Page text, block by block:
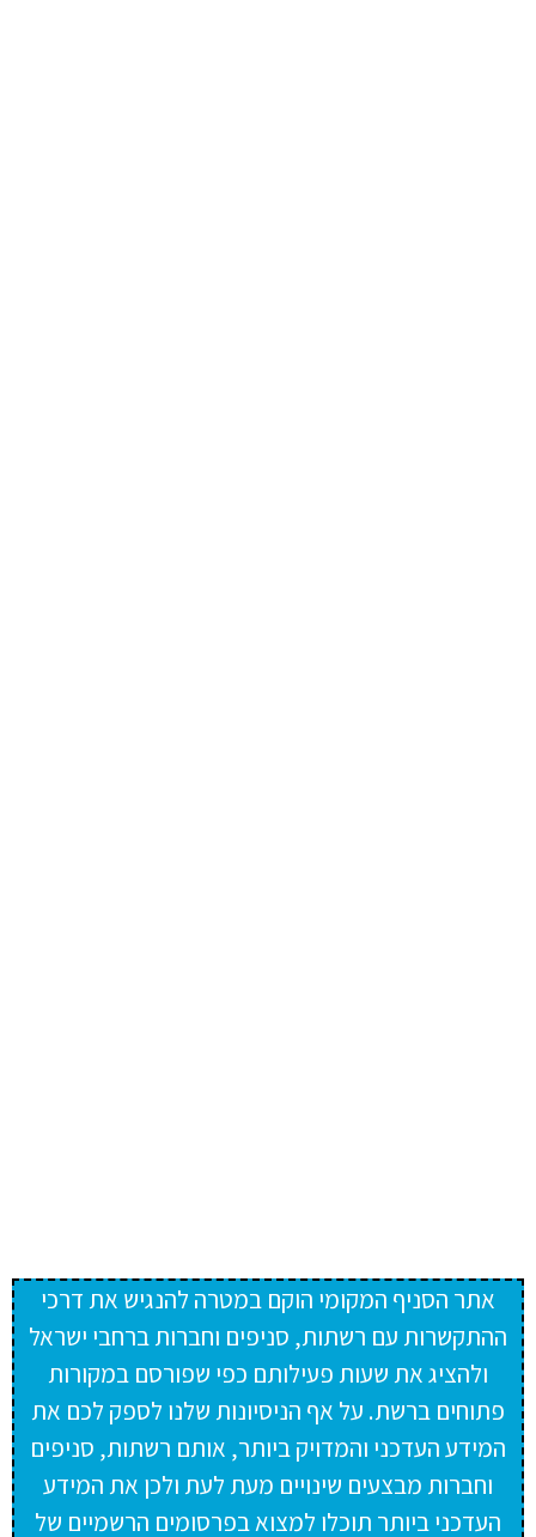
אתר הסניף המקומי הוקם במטרה להנגיש את דרכי
ההתקשרות עם רשתות, סניפים וחברות ברחבי ישראל
ולהציג את שעות פעילותם כפי שפורסם במקורות
פתוחים ברשת. על אף הניסיונות שלנו לספק לכם את
המידע העדכני והמדויק ביותר, אותם רשתות, סניפים
וחברות מבצעים שינויים מעת לעת ולכן את המידע
העדכני ביותר תוכלו למצוא בפרסומים הרשמיים של